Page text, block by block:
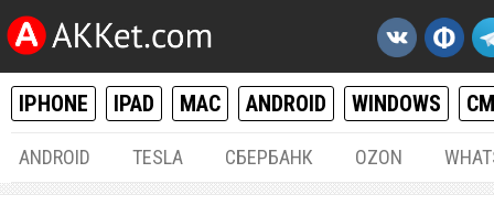
IPHONE IPAD MAC ANDROID WINDOWS
ANDROID TESLA СБЕРБАНК OZON